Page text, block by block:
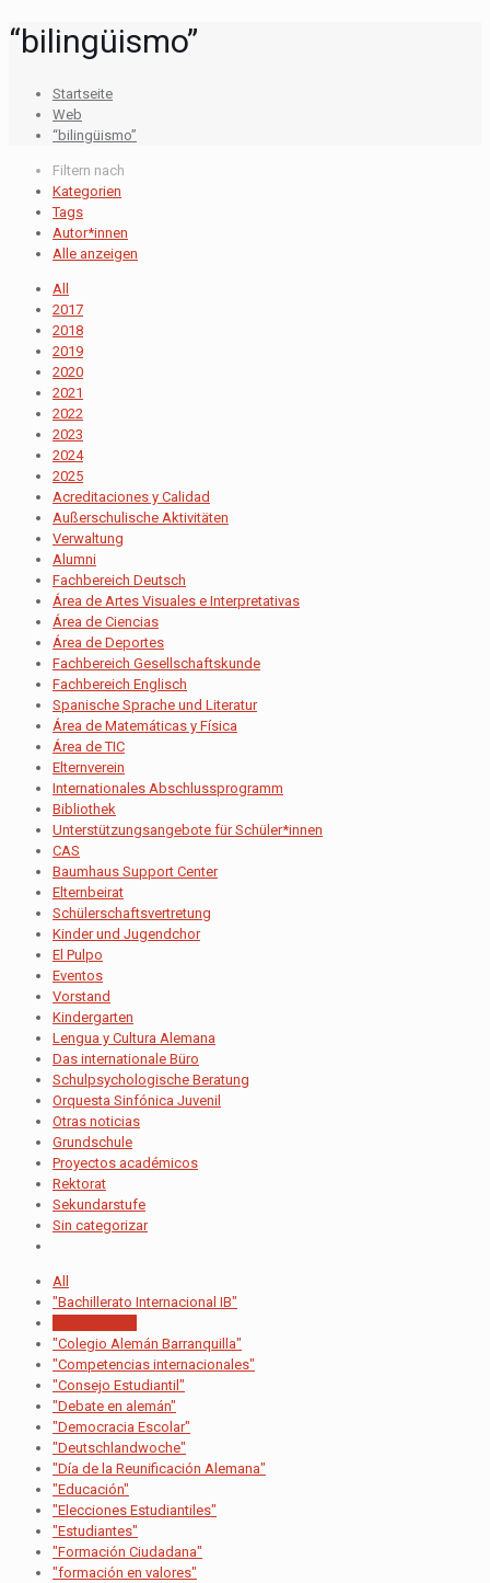
“bilingüismo”
Startseite
Web
“bilingüismo”
Filtern nach
Kategorien
Tags
Autor*innen
Alle anzeigen
All
2017
2018
2019
2020
2021
2022
2023
2024
2025
Acreditaciones y Calidad
Außerschulische Aktivitäten
Verwaltung
Alumni
Fachbereich Deutsch
Área de Artes Visuales e Interpretativas
Área de Ciencias
Área de Deportes
Fachbereich Gesellschaftskunde
Fachbereich Englisch
Spanische Sprache und Literatur
Área de Matemáticas y Física
Área de TIC
Elternverein
Internationales Abschlussprogramm
Bibliothek
Unterstützungsangebote für Schüler*innen
CAS
Baumhaus Support Center
Elternbeirat
Schülerschaftsvertretung
Kinder und Jugendchor
El Pulpo
Eventos
Vorstand
Kindergarten
Lengua y Cultura Alemana
Das internationale Büro
Schulpsychologische Beratung
Orquesta Sinfónica Juvenil
Otras noticias
Grundschule
Proyectos académicos
Rektorat
Sekundarstufe
Sin categorizar
All
"Bachillerato Internacional IB"
"Colegio Alemán Barranquilla"
"Competencias internacionales"
"Consejo Estudiantil"
"Debate en alemán"
"Democracia Escolar"
"Deutschlandwoche"
"Día de la Reunificación Alemana"
"Educación"
"Elecciones Estudiantiles"
"Estudiantes"
"Formación Ciudadana"
"formación en valores"